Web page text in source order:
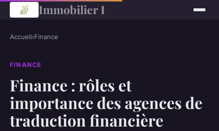
Immobilier I
Accueil›Finance
FINANCE
Finance : rôles et
importance des agences de
traduction financière